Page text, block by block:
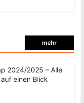
mehr
2024/2025 – Alle
einen Blick